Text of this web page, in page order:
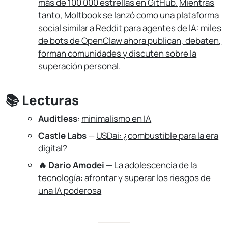
tanto, Moltbook se lanzó como una plataforma
social similar a Reddit para agentes de IA: miles
de bots de OpenClaw ahora publican, debaten,
forman comunidades y discuten sobre la
superación personal.
📚 Lecturas
Auditless: minimalismo en IA
Castle Labs—USDai: ¿combustible para la era
digital?
🔥 Dario Amodei —La adolescencia de la
tecnología: afrontar y superar los riesgos de
una IA poderosa